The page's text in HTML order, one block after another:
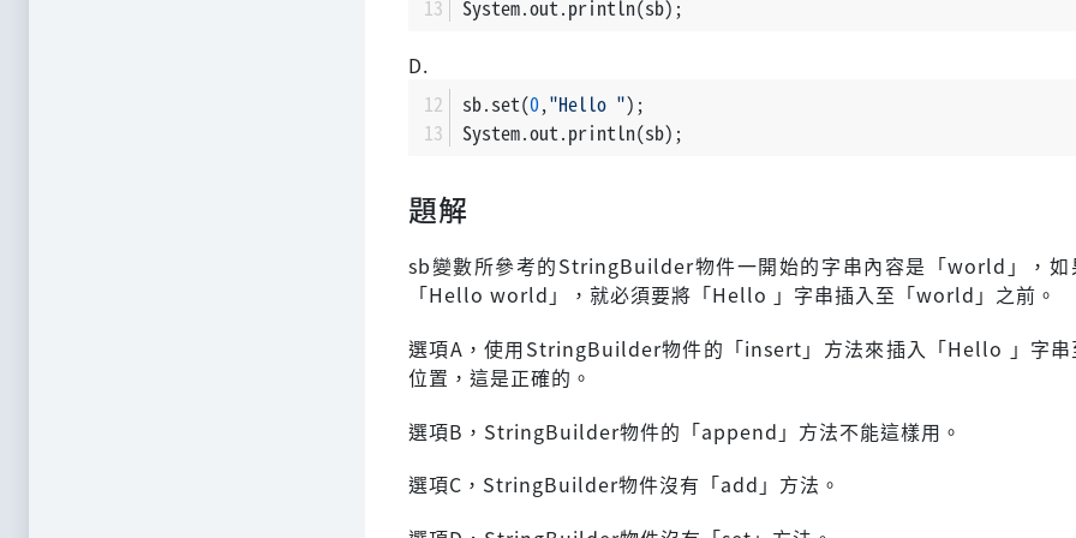
System.out.println(sb);
D.
sb.set(0,"Hello ");
System.out.println(sb);
題解
sb變數所參考的StringBuilder物件一開始的字串內容是「world」，如
「Hello world」，就必須要將「Hello 」字串插入至「world」之前。
選項A，使用StringBuilder物件的「insert」方法來插入「Hello 」字串
位置，這是正確的。
選項B，StringBuilder物件的「append」方法不能這樣用。
選項C，StringBuilder物件沒有「add」方法。